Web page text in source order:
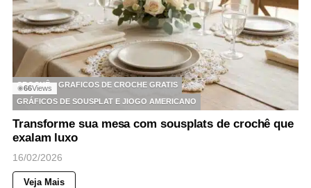
◉66Views
CROCHÊ
GRAFICOS DE CROCHE GRATIS
GRÁFICOS DE SOUSPLAT E JIOGO AMERICANO
Transforme sua mesa com sousplats de crochê que
exalam luxo
16/02/2026
Veja Mais